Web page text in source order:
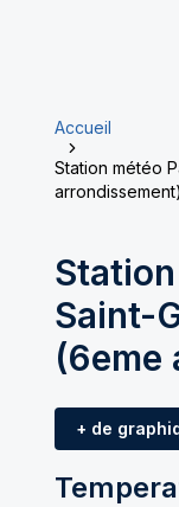
Accueil
Station météo
arrondissement)
Saint-
(6eme
+ de